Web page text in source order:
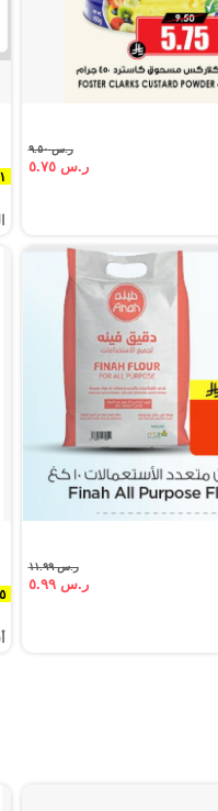
ر.س ٩.٥٠
ر.س ٥.٧٥
ر.س ١١.٩٩
ر.س ٥.٩٩